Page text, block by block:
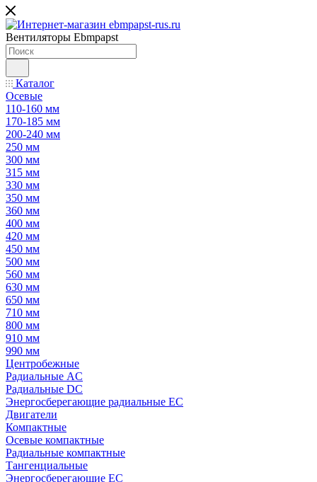
Вентиляторы Ebmpapst
Каталог
Осевые
110-160 мм
170-185 мм
200-240 мм
250 мм
300 мм
315 мм
330 мм
350 мм
360 мм
400 мм
420 мм
450 мм
500 мм
560 мм
630 мм
650 мм
710 мм
800 мм
910 мм
990 мм
Центробежные
Радиальные AC
Радиальные DC
Энергосберегающие радиальные EC
Двигатели
Компактные
Осевые компактные
Радиальные компактные
Тангенциальные
Энергосберегающие EC